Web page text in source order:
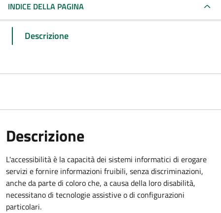
INDICE DELLA PAGINA
Descrizione
Descrizione
L'accessibilità è la capacità dei sistemi informatici di erogare
servizi e fornire informazioni fruibili, senza discriminazioni,
anche da parte di coloro che, a causa della loro disabilità,
necessitano di tecnologie assistive o di configurazioni
particolari.